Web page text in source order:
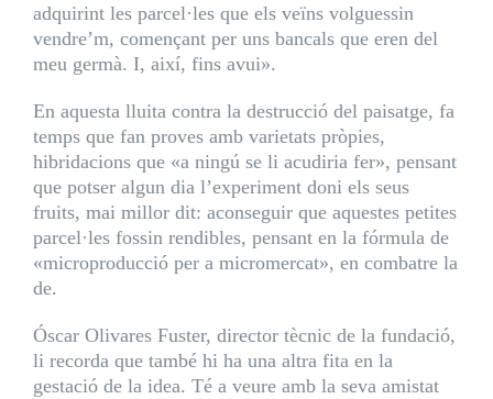
adquirint les parcel·les que els veïns volguessin
vendre’m, començant per uns bancals que eren del
meu germà. I, així, fins avui».
En aquesta lluita contra la destrucció del paisatge, fa
temps que fan proves amb varietats pròpies,
hibridacions que «a ningú se li acudiria fer», pensant
que potser algun dia l’experiment doni els seus
fruits, mai millor dit: aconseguir que aquestes petites
parcel·les fossin rendibles, pensant en la fórmula de
«microproducció per a micromercat», en combatre la
de.
Óscar Olivares Fuster, director tècnic de la fundació,
li recorda que també hi ha una altra fita en la
gestació de la idea. Té a veure amb la seva amistat